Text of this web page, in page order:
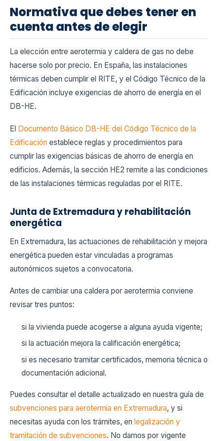
Normativa que debes tener en
cuenta antes de elegir
La elección entre aerotermia y caldera de gas no debe
hacerse solo por precio. En España, las instalaciones
térmicas deben cumplir el RITE, y el Código Técnico de la
Edificación incluye exigencias de ahorro de energía en el
DB-HE.
El Documento Básico DB-HE del Código Técnico de la
Edificación establece reglas y procedimientos para
cumplir las exigencias básicas de ahorro de energía en
edificios. Además, la sección HE2 remite a las condiciones
de las instalaciones térmicas reguladas por el RITE.
Junta de Extremadura y rehabilitación
energética
En Extremadura, las actuaciones de rehabilitación y mejora
energética pueden estar vinculadas a programas
autonómicos sujetos a convocatoria.
Antes de cambiar una caldera por aerotermia conviene
revisar tres puntos:
si la vivienda puede acogerse a alguna ayuda vigente;
si la actuación mejora la calificación energética;
si es necesario tramitar certificados, memoria técnica o
documentación adicional.
Puedes consultar el detalle actualizado en nuestra guía de
subvenciones para aerotermia en Extremadura, y si
necesitas ayuda con los trámites, en legalización y
tramitación de subvenciones. No damos por vigente